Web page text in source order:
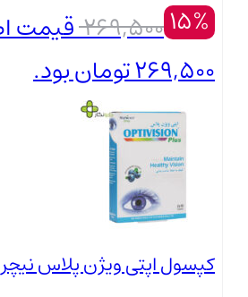
15%
269,500 قیمت
269,500 تومان بود.
229,000تومان
قیمت فعلی: 229,000 تومان.
بستن
کپسول اپتی ویژن پلاس